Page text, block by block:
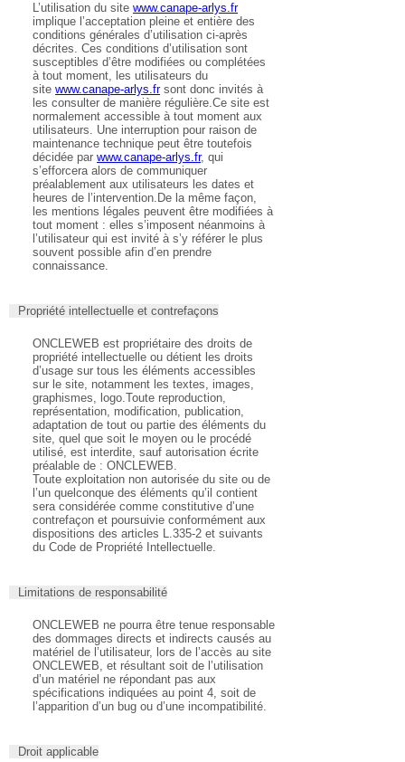
L’utilisation du site www.canape-arlys.fr
implique l’acceptation pleine et entière des
conditions générales d’utilisation ci-après
décrites. Ces conditions d’utilisation sont
susceptibles d’être modifiées ou complétées
à tout moment, les utilisateurs du
site www.canape-arlys.frsont donc invités à
les consulter de manière régulière.Ce site est
normalement accessible à tout moment aux
utilisateurs. Une interruption pour raison de
maintenance technique peut être toutefois
décidée par www.canape-arlys.fr, qui
s’efforcera alors de communiquer
préalablement aux utilisateurs les dates et
heures de l’intervention.De la même façon,
les mentions légales peuvent être modifiées à
tout moment : elles s’imposent néanmoins à
l’utilisateur qui est invité à s’y référer le plus
souvent possible afin d’en prendre
connaissance.
Propriété intellectuelle et contrefaçons
ONCLEWEB est propriétaire des droits de
propriété intellectuelle ou détient les droits
d’usage sur tous les éléments accessibles
sur le site, notamment les textes, images,
graphismes, logo.Toute reproduction,
représentation, modification, publication,
adaptation de tout ou partie des éléments du
site, quel que soit le moyen ou le procédé
utilisé, est interdite, sauf autorisation écrite
préalable de : ONCLEWEB.
Toute exploitation non autorisée du site ou de
l’un quelconque des éléments qu’il contient
sera considérée comme constitutive d’une
contrefaçon et poursuivie conformément aux
dispositions des articles L.335-2 et suivants
du Code de Propriété Intellectuelle.
Limitations de responsabilité
ONCLEWEB ne pourra être tenue responsable
des dommages directs et indirects causés au
matériel de l’utilisateur, lors de l’accès au site
ONCLEWEB, et résultant soit de l’utilisation
d’un matériel ne répondant pas aux
spécifications indiquées au point 4, soit de
l’apparition d’un bug ou d’une incompatibilité.
Droit applicable